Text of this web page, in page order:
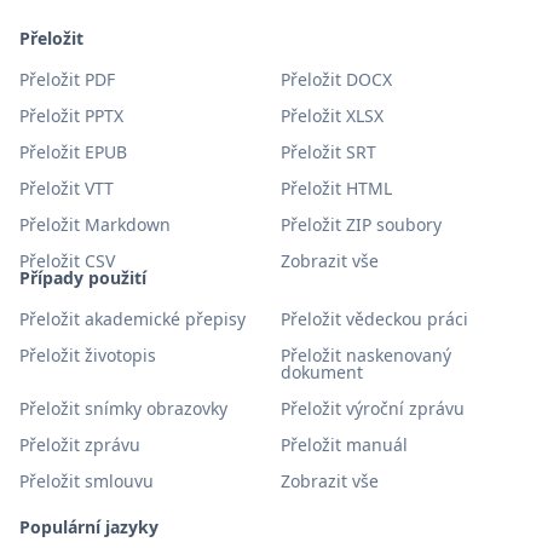
Případy použití
Přeložit akademické přepisy
Přeložit vědeckou práci
Přeložit životopis
Přeložit naskenovaný
dokument
Přeložit snímky obrazovky
Přeložit výroční zprávu
Přeložit zprávu
Přeložit manuál
Přeložit smlouvu
Zobrazit vše
Populární jazyky
Přeložit
Přeložit PDF
Přeložit DOCX
Přeložit PPTX
Přeložit XLSX
Přeložit EPUB
Přeložit SRT
Přeložit VTT
Přeložit HTML
Přeložit Markdown
Přeložit ZIP soubory
Přeložit CSV
Zobrazit vše